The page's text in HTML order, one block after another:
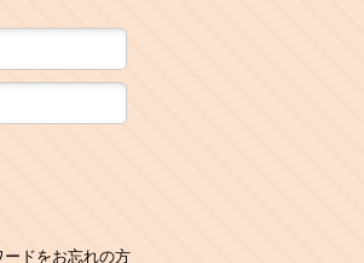
ードをお忘れの方